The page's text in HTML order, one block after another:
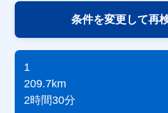
条件を変更して再
1
209.7km
2時間30分